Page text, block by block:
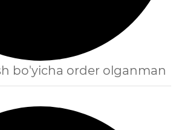
bo'yicha order olganman